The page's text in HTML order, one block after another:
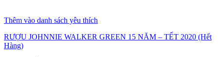
Thêm vào danh sách yêu thích
RƯỢU JOHNNIE WALKER GREEN 15 NĂM – TẾT 2020 (Hết
Hàng)